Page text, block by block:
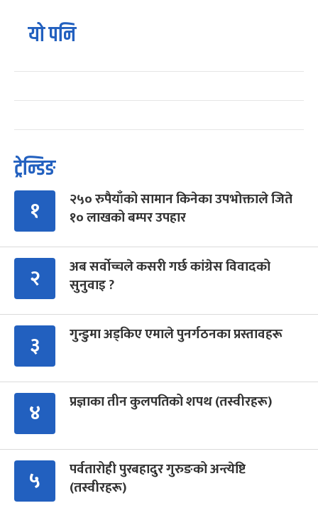
यो पनि
ट्रेन्डिङ
१
२५० रुपैयाँको सामान किनेका उपभोक्ताले जिते
१० लाखको बम्पर उपहार
२
अब सर्वोच्चले कसरी गर्छ कांग्रेस विवादको
सुनुवाइ ?
३ गुन्डुमा अड्किए एमाले पुनर्गठनका प्रस्तावहरू
४ प्रज्ञाका तीन कुलपतिको शपथ (तस्वीरहरू)
५
पर्वतारोही पुरबहादुर गुरुङको अन्त्येष्टि
(तस्वीरहरू)